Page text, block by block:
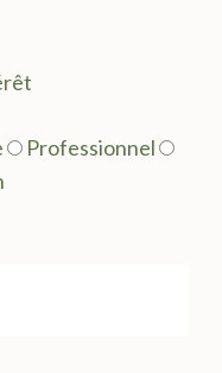
Professionnel